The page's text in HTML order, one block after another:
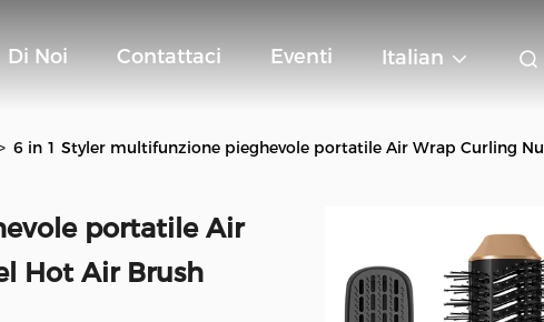
Di Noi Contattaci Eventi Italian
6 in 1 Styler multifunzione pieghevole portatile Air Wrap Curling
portatile Air
Hot Air Brush